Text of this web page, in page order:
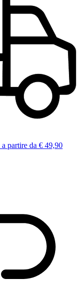
a partire da € 49,90